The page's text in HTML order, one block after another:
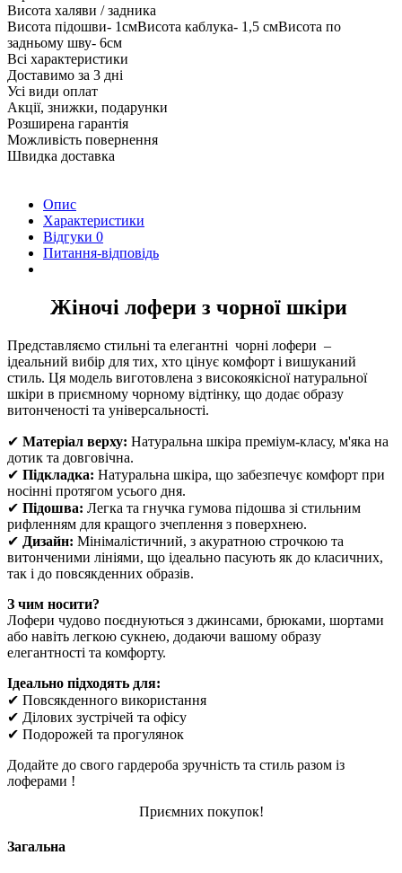
Висота халяви / задника
Висота підошви- 1смВисота каблука- 1,5 смВисота по
задньому шву- 6см
Всі характеристики
Доставимо за 3 дні
Усі види оплат
Акції, знижки, подарунки
Розширена гарантія
Можливість повернення
Швидка доставка
Опис
Характеристики
Відгуки 0
Питання-відповідь
Жіночі лофери з чорної шкіри
Представляємо стильні та елегантні чорні лофери –
ідеальний вибір для тих, хто цінує комфорт і вишуканий
стиль. Ця модель виготовлена з високоякісної натуральної
шкіри в приємному чорному відтінку, що додає образу
витонченості та універсальності.
✔ Матеріал верху: Натуральна шкіра преміум-класу, м'яка на
дотик та довговічна.
✔ Підкладка: Натуральна шкіра, що забезпечує комфорт при
носінні протягом усього дня.
✔ Підошва: Легка та гнучка гумова підошва зі стильним
рифленням для кращого зчеплення з поверхнею.
✔ Дизайн: Мінімалістичний, з акуратною строчкою та
витонченими лініями, що ідеально пасують як до класичних,
так і до повсякденних образів.
З чим носити?
Лофери чудово поєднуються з джинсами, брюками, шортами
або навіть легкою сукнею, додаючи вашому образу
елегантності та комфорту.
Ідеально підходять для:
✔ Повсякденного використання
✔ Ділових зустрічей та офісу
✔ Подорожей та прогулянок
Додайте до свого гардероба зручність та стиль разом із
лоферами !
Приємних покупок!
Загальна